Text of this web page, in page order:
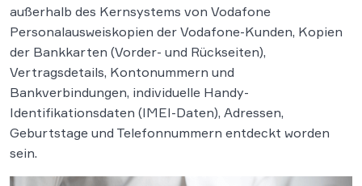
außerhalb des Kernsystems von Vodafone
Personalausweiskopien der Vodafone-Kunden, Kopien
der Bankkarten (Vorder- und Rückseiten),
Vertragsdetails, Kontonummern und
Bankverbindungen, individuelle Handy-
Identifikationsdaten (IMEI-Daten), Adressen,
Geburtstage und Telefonnummern entdeckt worden
sein.